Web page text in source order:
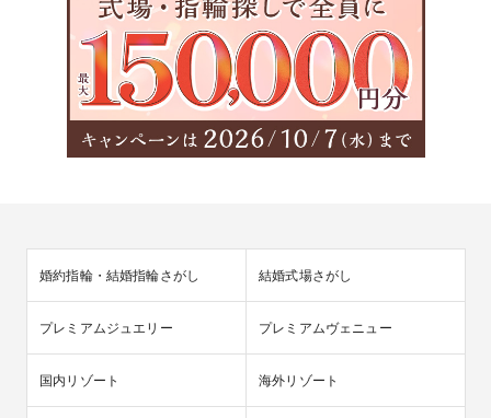
婚約指輪・結婚指輪さがし 結婚式場さがし
プレミアムジュエリー プレミアムヴェニュー
国内リゾート 海外リゾート